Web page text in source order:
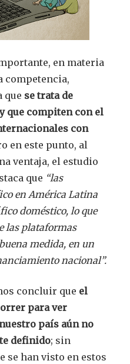
en materia
competencia,
que se trata de
que compiten con el
con
en este punto, al
ventaja, el estudio
que “las
en América Latina
doméstico, lo que
las plataformas
medida, en un
nacional”.
concluir que el
para ver
país aún no
definido; sin
se han visto en estos